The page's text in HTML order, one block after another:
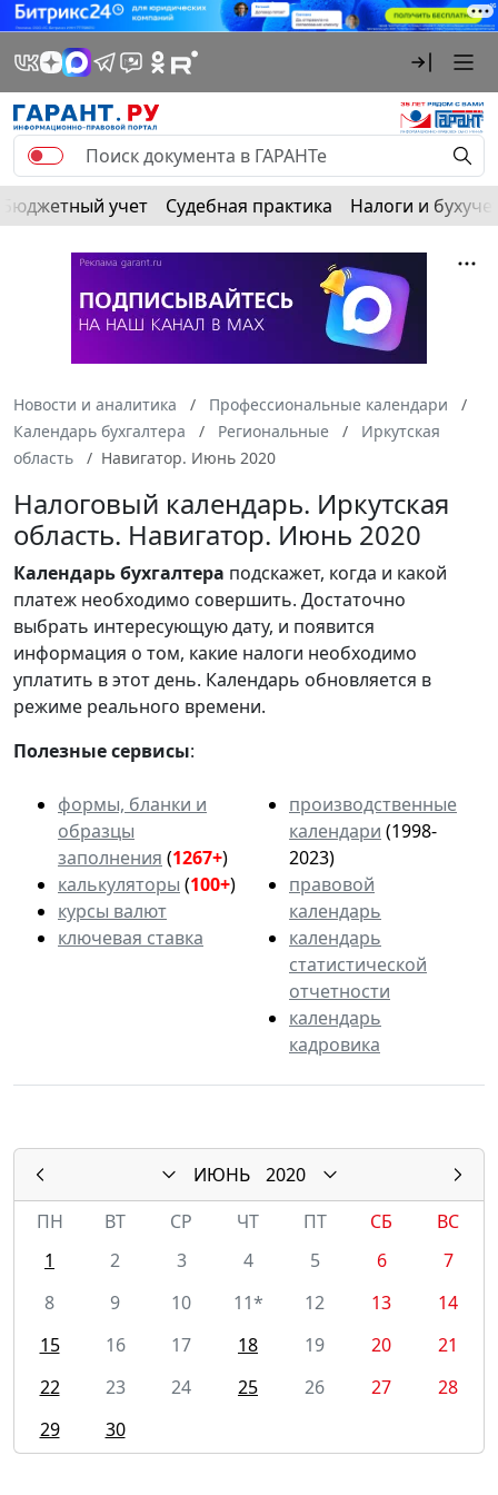
Бюджетный учет Судебная практика Налоги и
Новости и аналитика
Профессиональные календари
Календарь бухгалтера
Региональные
Иркутская
область
Навигатор. Июнь 2020
Налоговый календарь. Иркутская
область. Навигатор. Июнь 2020
Календарьбухгалтера подскажет, когда и какой
платеж необходимо совершить. Достаточно
выбрать интересующую дату, и появится
информация о том, какие налоги необходимо
уплатить в этот день. Календарь обновляется в
режиме реального времени.
Полезные сервисы:
формы, бланки и
образцы
заполнения (1267+)
калькуляторы (100+)
курсы валют
ключевая ставка
производственные
календари (1998-
2023)
правовой
календарь
календарь
статистической
отчетности
календарь
кадровика
ИЮНЬ
2020
ПН
ВТ СР ЧТ ПТ СБ
ВС
1
2 3 4 5 6
7
8
9 10 11* 12 13
14
15
16 17 18 19 20
21
22
23 24 25 26 27
28
29
30